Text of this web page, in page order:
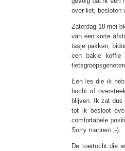
over liet, besloten
Zaterdag 18 mei
van een korte
tasje pakken,
een bakje
Een les die ik
bocht of
blijven. Ik zat dus
tot ik besloot
comfortabele
Sorry mannen ;-).
De toertocht die